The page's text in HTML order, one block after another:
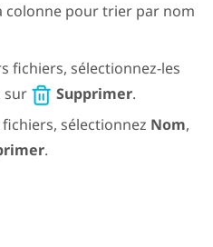
colonne pour trier par nom
fichiers, sélectionnez-les
sur
Supprimer.
sélectionnez Nom,
.